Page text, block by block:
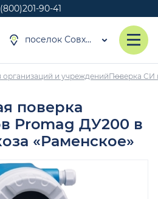
90-41
поселок Совхоза «Раменское»
организаций и учрежденийПоверка СИ
поверка
Promag ДУ200 в
«Раменское»